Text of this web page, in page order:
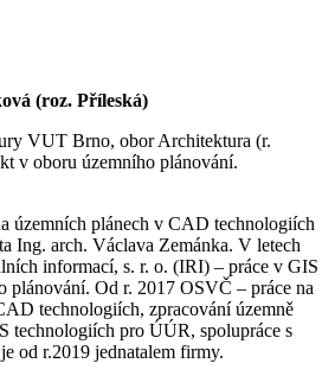
(roz. Příleská)
VUT Brno, obor Architektura (r.
v oboru územního plánování.
územních plánech v CAD technologiích
Ing. arch. Václava Zemánka. V letech
informací, s. r. o. (IRI) – práce v GIS
plánování. Od r. 2017 OSVČ – práce na
technologiích, zpracování územně
technologiích pro ÚÚR, spolupráce s
od r.2019 jednatalem firmy.